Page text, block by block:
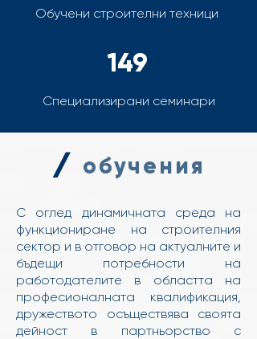
Обучени строителни техници
149
Специализирани семинари
/ обучения
С оглед динамичната среда на
функциониране на строителния
сектор и в отговор на актуалните и
бъдещи потребности на
работодателите в областта на
професионалната квалификация,
дружеството осъществява своята
дейност в партньорство с